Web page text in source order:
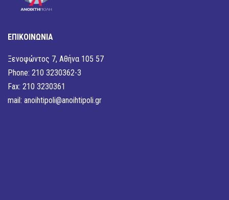
ΕΠΙΚΟΙΝΩΝΙΑ
Ξενοφώντος 7, Αθήνα 105 57
Phone: 210 3230362-3
Fax: 210 3230361
mail: anoihtipoli@anoihtipoli.gr